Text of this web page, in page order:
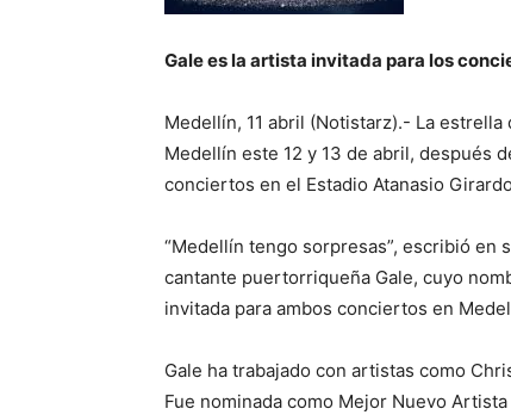
Gale es la artista invitada para los
Medellín, 11 abril (Notistarz).- La estrella
Medellín este 12 y 13 de abril, después
conciertos en el Estadio Atanasio
“Medellín tengo sorpresas”, escribió en
cantante puertorriqueña Gale, cuyo
invitada para ambos conciertos en
Gale ha trabajado con artistas como
Fue nominada como Mejor Nuevo